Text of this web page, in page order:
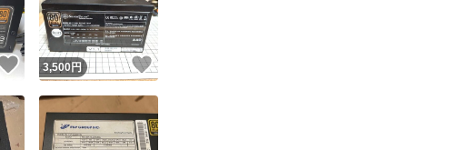
このユーザーは他フリマサービスでの取引実績があります
く表示であり、発送を保証しているものではありません
出品ページへ
いいね！
3,500 円 いいね！